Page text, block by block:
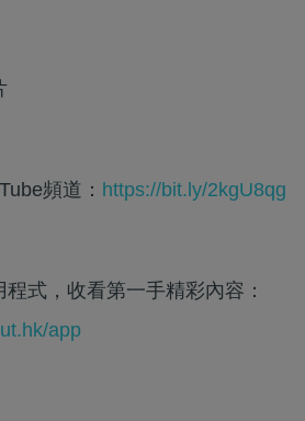
頻道： https://bit.ly/2kgU8qg
式，收看第一手精彩內容：
app